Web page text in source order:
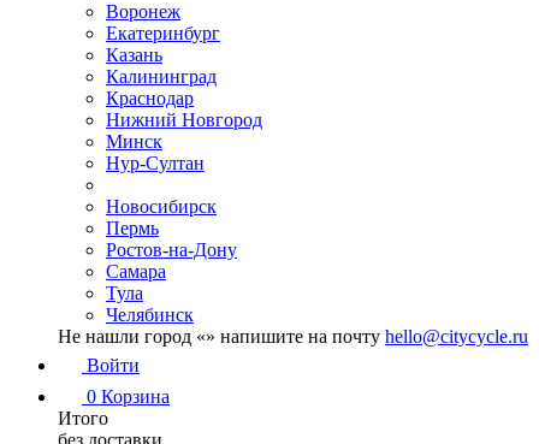
Воронеж
Екатеринбург
Казань
Калининград
Краснодар
Нижний Новгород
Минск
Нур-Султан
Новосибирск
Пермь
Ростов-на-Дону
Самара
Тула
Челябинск
Не нашли город «» напишите на почту hello@citycycle.ru
Войти
0 Корзина
Итого
без доставки